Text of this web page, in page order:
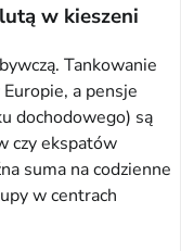
w kieszeni
Tankowanie
a pensje
dochodowego) są
czy ekspatów
suma na codzienne
w centrach